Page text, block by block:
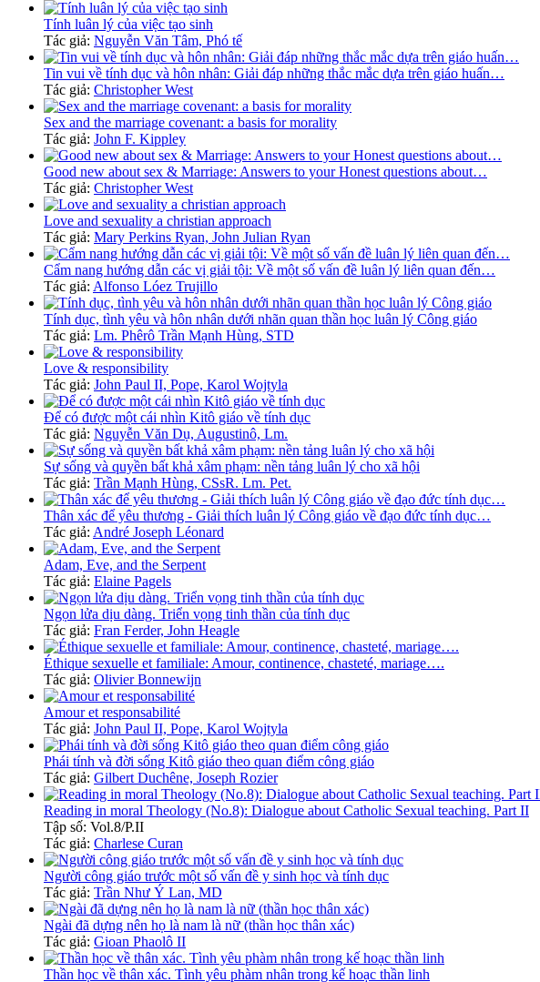
Tính luân lý của việc tạo sinh
Tác giả: Nguyễn Văn Tâm, Phó tế
Tin vui về tính dục và hôn nhân: Giải đáp những thắc mắc dựa trên giáo huấn…
Tác giả: Christopher West
Sex and the marriage covenant: a basis for morality
Tác giả: John F. Kippley
Good new about sex & Marriage: Answers to your Honest questions about…
Tác giả: Christopher West
Love and sexuality a christian approach
Tác giả: Mary Perkins Ryan, John Julian Ryan
Cẩm nang hướng dẫn các vị giải tội: Về một số vấn đề luân lý liên quan đến…
Tác giả: Alfonso Lóez Trujillo
Tính dục, tình yêu và hôn nhân dưới nhãn quan thần học luân lý Công giáo
Tác giả: Lm. Phêrô Trần Mạnh Hùng, STD
Love & responsibility
Tác giả: John Paul II, Pope, Karol Wojtyla
Để có được một cái nhìn Kitô giáo về tính dục
Tác giả: Nguyễn Văn Dụ, Augustinô, Lm.
Sự sống và quyền bất khả xâm phạm: nền tảng luân lý cho xã hội
Tác giả: Trần Mạnh Hùng, CSsR. Lm. Pet.
Thân xác để yêu thương - Giải thích luân lý Công giáo về đạo đức tính dục…
Tác giả: André Joseph Léonard
Adam, Eve, and the Serpent
Tác giả: Elaine Pagels
Ngọn lửa dịu dàng. Triển vọng tinh thần của tính dục
Tác giả: Fran Ferder, John Heagle
Éthique sexuelle et familiale: Amour, continence, chasteté, mariage….
Tác giả: Olivier Bonnewijn
Amour et responsabilité
Tác giả: John Paul II, Pope, Karol Wojtyla
Phái tính và đời sống Kitô giáo theo quan điểm công giáo
Tác giả: Gilbert Duchêne, Joseph Rozier
Reading in moral Theology (No.8): Dialogue about Catholic Sexual teaching. Part II
Tập số: Vol.8/P.II
Tác giả: Charlese Curan
Người công giáo trước một số vấn đề y sinh học và tính dục
Tác giả: Trần Như Ý Lan, MD
Ngài đã dựng nên họ là nam là nữ (thần học thân xác)
Tác giả: Gioan Phaolô II
Thần học về thân xác. Tình yêu phàm nhân trong kế hoạc thần linh